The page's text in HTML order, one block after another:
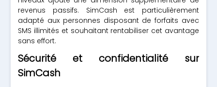
revenus passifs. SimCash est particulièrement
adapté aux personnes disposant de forfaits avec
SMS illimités et souhaitant rentabiliser cet avantage
sans effort.
Sécurité et confidentialité sur
SimCash